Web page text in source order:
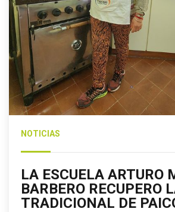
NOTICIAS
LA ESCUELA ARTURO
BARBERO RECUPERO
TRADICIONAL DE